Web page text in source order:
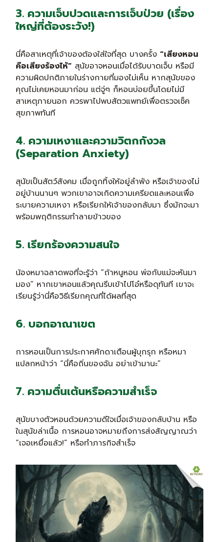
3. ความเจ็บปวดและการเจ็บป่วย (เรื่อง
ใหญ่ที่ต้องระวัง!)
นี่คือสาเหตุที่เจ้าของต้องใส่ใจที่สุด บางครั้ง “เสียงหอน
คือเสียงร้องไห้” สุนัขอาจหอนเมื่อได้รับบาดเจ็บ หรือมี
ความผิดปกติภายในร่างกายที่มองไม่เห็น หากสุนัขของ
คุณไม่เคยหอนมาก่อน แต่จู่ๆ ก็หอนบ่อยขึ้นโดยไม่มี
สาเหตุภายนอก ควรพาไปพบสัตวแพทย์เพื่อตรวจเช็ค
สุขภาพทันที
4. ความเหงาและความวิตกกังวล
(Separation Anxiety)
สุนัขเป็นสัตว์สังคม เมื่อถูกทิ้งให้อยู่ลำพัง หรือเจ้าของไม่
อยู่บ้านนานๆ พวกเขาอาจเกิดความเครียดและหอนเพื่อ
ระบายความเหงา หรือเรียกให้เจ้าของกลับมา ซึ่งมักจะมา
พร้อมพฤติกรรมทำลายข้าวของ
5. เรียกร้องความสนใจ
น้องหมาฉลาดพอที่จะรู้ว่า “ถ้าหนูหอน พ่อกับแม่จะหันมา
มอง” หากเขาหอนแล้วคุณรีบเข้าไปโอ๋หรือดุทันที เขาจะ
เรียนรู้ว่านี่คือวิธีเรียกคุณที่ได้ผลที่สุด
6. บอกอาณาเขต
การหอนเป็นการประกาศศักดาเตือนผู้บุกรุก หรือหมา
แปลกหน้าว่า “นี่คือถิ่นของฉัน อย่าเข้ามานะ”
7. ความตื่นเต้นหรือความสำเร็จ
สุนัขบางตัวหอนด้วยความดีใจเมื่อเจ้าของกลับบ้าน หรือ
ในสุนัขล่าเนื้อ การหอนอาจหมายถึงการส่งสัญญาณว่า
“เจอเหยื่อแล้ว!” หรือทำภารกิจสำเร็จ